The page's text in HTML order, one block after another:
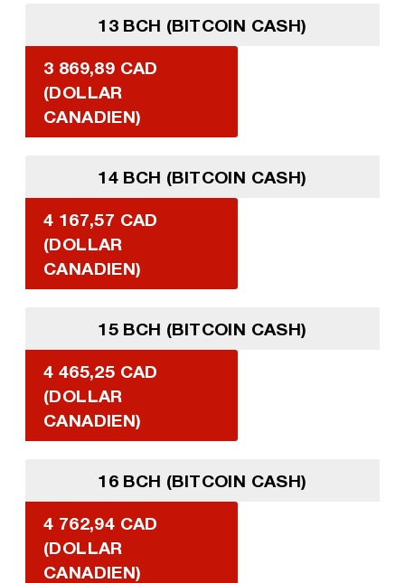
13 BCH (BITCOIN CASH)
3 869,89 CAD
(DOLLAR
CANADIEN)
14 BCH (BITCOIN CASH)
4 167,57 CAD
(DOLLAR
CANADIEN)
15 BCH (BITCOIN CASH)
4 465,25 CAD
(DOLLAR
CANADIEN)
16 BCH (BITCOIN CASH)
4 762,94 CAD
(DOLLAR
CANADIEN)